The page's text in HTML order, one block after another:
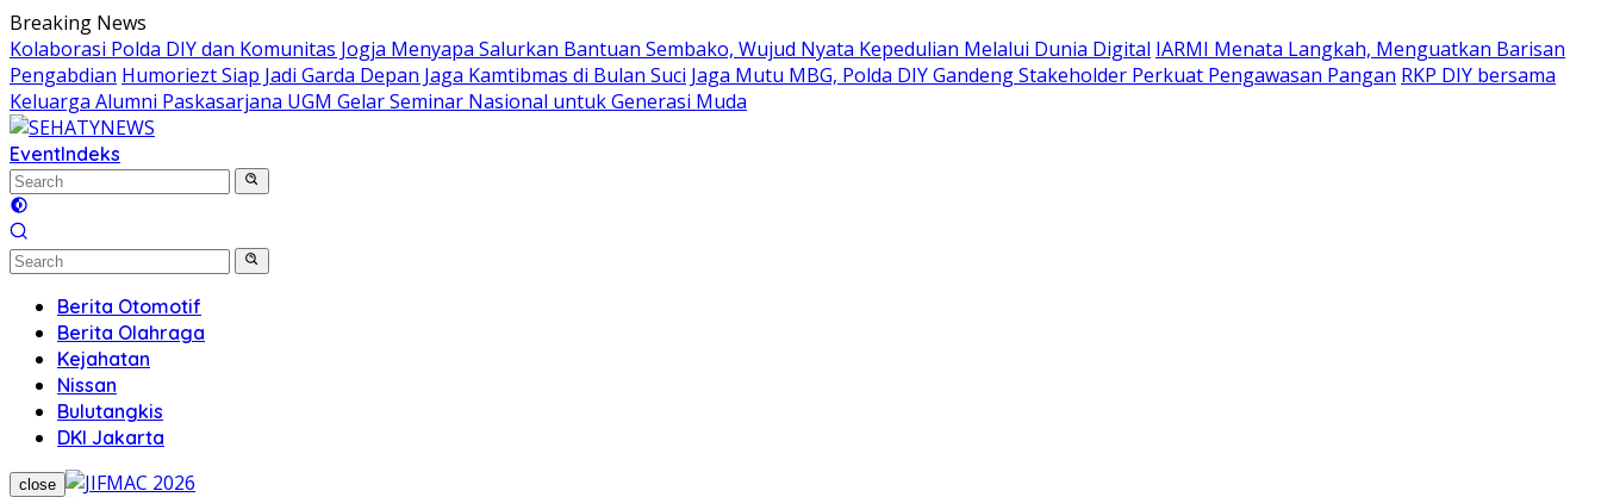
Skip
to
content
Breaking News
Kolaborasi Polda DIY dan Komunitas Jogja Menyapa Salurkan Bantuan Sembako, Wujud Nyata Kepedulian Melalui Dunia Digital IARMI Menata Langkah, Menguatkan Barisan
Pengabdian Humoriezt Siap Jadi Garda Depan Jaga Kamtibmas di Bulan Suci Jaga Mutu MBG, Polda DIY Gandeng Stakeholder Perkuat Pengawasan Pangan RKP DIY bersama
Keluarga Alumni Paskasarjana UGM Gelar Seminar Nasional untuk Generasi Muda
EventIndeks
Berita Otomotif
Berita Olahraga
Kejahatan
Nissan
Bulutangkis
DKI Jakarta
close